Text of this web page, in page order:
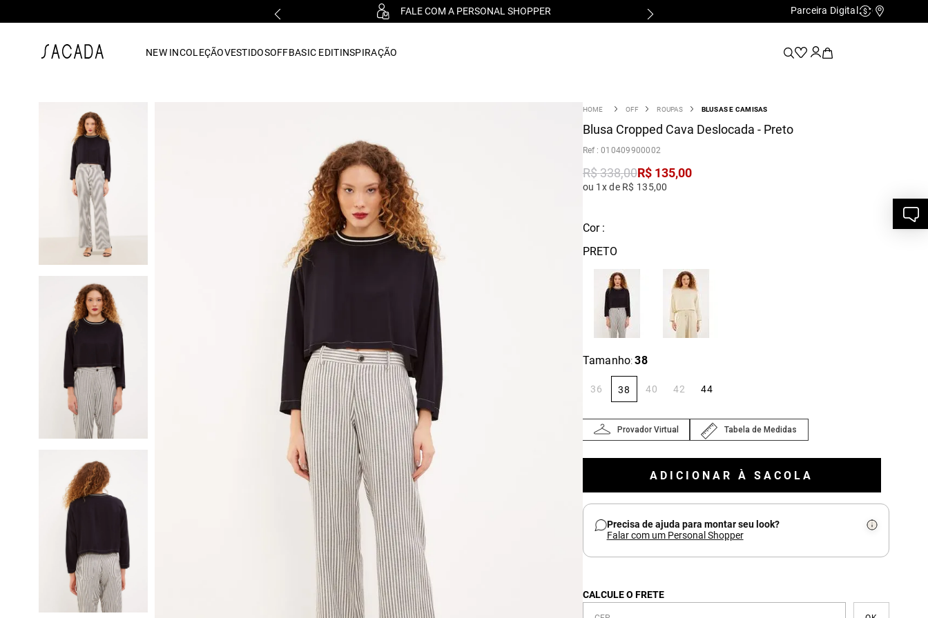
FALE COM A PERSONAL SHOPPER Parceira Digital Cashback
NEW INCOLEÇÃOVESTIDOSOFFBASIC EDITINSPIRAÇÃO
OFF ROUPAS BLUSAS E CAMISAS
Blusa Cropped Cava Deslocada - Preto
:010409900002
R$338,00R$ 135,00
ou 1x de R$ 135,00
Cor :
PRETO
Tamanho: 38
36 38 40 42 44
Provador Virtual Tabela de Medidas
ADICIONAR À SACOLA
Precisa de ajuda para montar seu look?
Falar com um Personal Shopper
CALCULE O FRETE
vestido midi
vestido curto